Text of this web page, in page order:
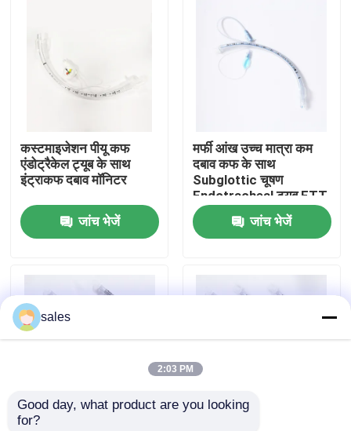
वीआर दिखाएँ
फैक्टरी यात्रा
गुणवत्ता नियंत्रण
हमसे संपर्क करें
एक बोली का अनुरोध
स्वरयंत्र मुखौटा वायुमार्ग
कस्टमाइजेशन पीयू कफ
एंडोट्रैकेल ट्यूब के साथ
इंट्राकफ दबाव मॉनिटर
जांच भेजें
मर्फी आंख उच्च मात्रा कम
दबाव कफ के साथ
Subglottic चूषण
Endotracheal ट्यूब ETT
जांच भेजें
मेडिकल ग्रेड पीवीसी
sales
2:03 PM
Good day, what product are you looking
for?